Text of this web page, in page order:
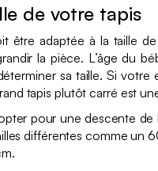
de votre tapis
être adaptée à la taille
la pièce. L’âge du
sa taille. Si votre
tapis plutôt carré est
pour une descente de
différentes comme un